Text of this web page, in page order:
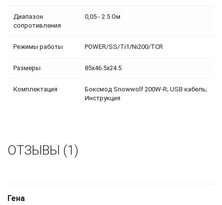
Диапазон
сопротивления
0,05 - 2.5 Ом
Режимы работы POWER/SS/Ti1/Ni200/TCR
Размеры 85x46.5x24.5
Комплектация
Боксмод Snowwolf 200W-R; USB кабель;
Инструкция
ОТЗЫВЫ (1)
Гена